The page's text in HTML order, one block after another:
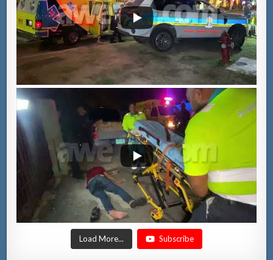
Load More... Subscribe